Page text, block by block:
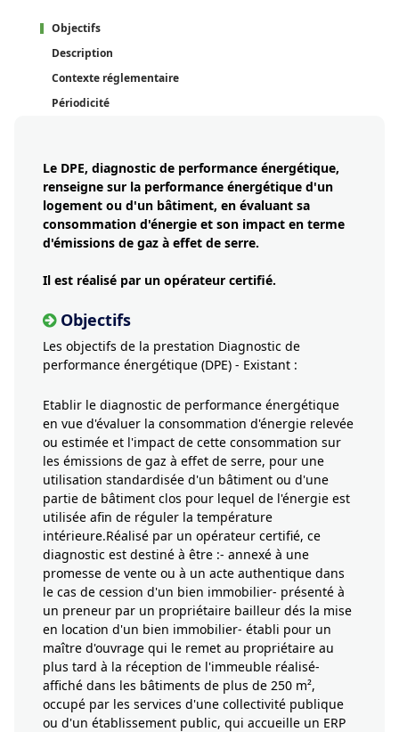
Objectifs
Description
Contexte réglementaire
Périodicité
Le DPE, diagnostic de performance énergétique,
renseigne sur la performance énergétique d'un
logement ou d'un bâtiment, en évaluant sa
consommation d'énergie et son impact en terme
d'émissions de gaz à effet de serre.
Il est réalisé par un opérateur certifié.
Objectifs
Les objectifs de la prestation Diagnostic de
performance énergétique (DPE) - Existant :
Etablir le diagnostic de performance énergétique
en vue d'évaluer la consommation d'énergie relevée
ou estimée et l'impact de cette consommation sur
les émissions de gaz à effet de serre, pour une
utilisation standardisée d'un bâtiment ou d'une
partie de bâtiment clos pour lequel de l'énergie est
utilisée afin de réguler la température
intérieure.Réalisé par un opérateur certifié, ce
diagnostic est destiné à être :- annexé à une
promesse de vente ou à un acte authentique dans
le cas de cession d'un bien immobilier- présenté à
un preneur par un propriétaire bailleur dés la mise
en location d'un bien immobilier- établi pour un
maître d'ouvrage qui le remet au propriétaire au
plus tard à la réception de l'immeuble réalisé-
affiché dans les bâtiments de plus de 250 m²,
occupé par les services d'une collectivité publique
ou d'un établissement public, qui accueille un ERP